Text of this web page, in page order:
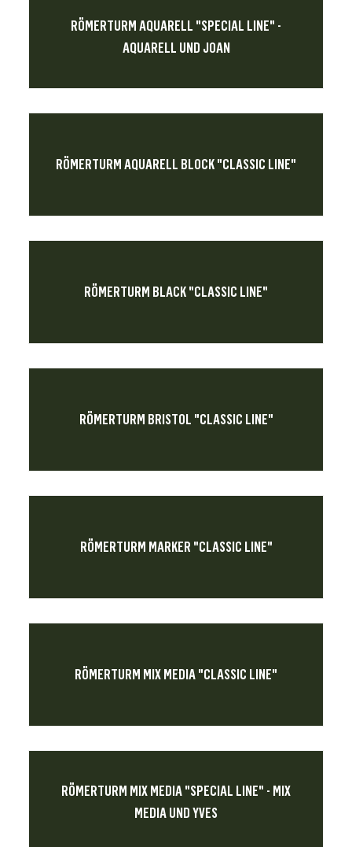
RÖMERTURM AQUARELL "SPECIAL LINE" -
AQUARELL UND JOAN
RÖMERTURM AQUARELL BLOCK "CLASSIC LINE"
RÖMERTURM BLACK "CLASSIC LINE"
RÖMERTURM BRISTOL "CLASSIC LINE"
RÖMERTURM MARKER "CLASSIC LINE"
RÖMERTURM MIX MEDIA "CLASSIC LINE"
RÖMERTURM MIX MEDIA "SPECIAL LINE" - MIX
MEDIA UND YVES